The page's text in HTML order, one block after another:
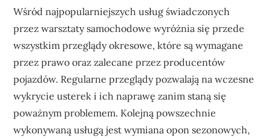
Wśród najpopularniejszych usług świadczonych
przez warsztaty samochodowe wyróżnia się przede
wszystkim przeglądy okresowe, które są wymagane
przez prawo oraz zalecane przez producentów
pojazdów. Regularne przeglądy pozwalają na wczesne
wykrycie usterek i ich naprawę zanim staną się
poważnym problemem. Kolejną powszechnie
wykonywaną usługą jest wymiana opon sezonowych,